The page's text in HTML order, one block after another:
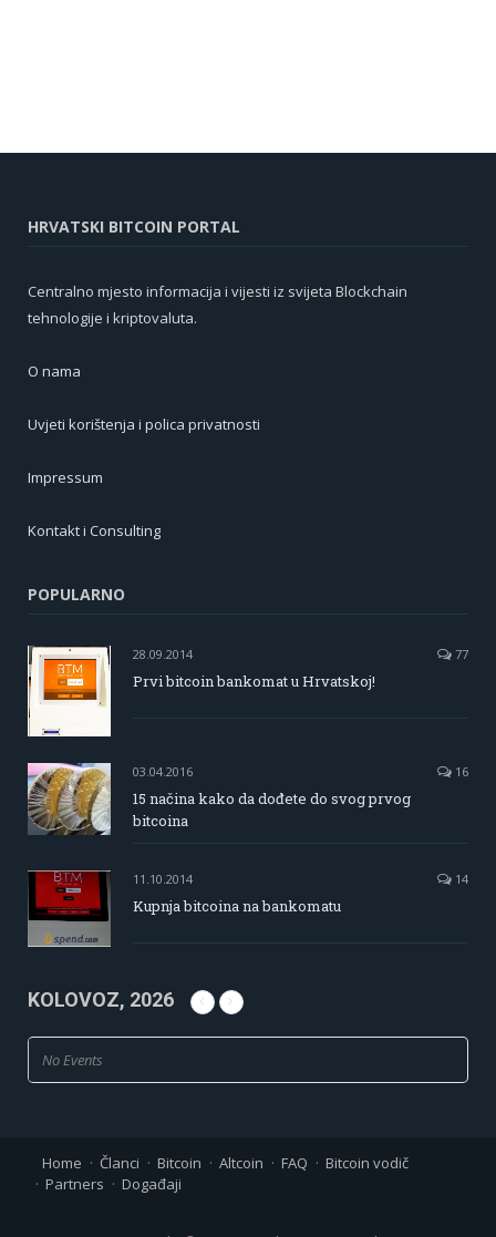
HRVATSKI BITCOIN PORTAL
Centralno mjesto informacija i vijesti iz svijeta Blockchain
tehnologije i kriptovaluta.
O nama
Uvjeti korištenja i polica privatnosti
Impressum
Kontakt i Consulting
POPULARNO
28.09.2014 77
Prvi bitcoin bankomat u Hrvatskoj!
03.04.2016 16
15 načina kako da dođete do svog prvog
bitcoina
11.10.2014 14
Kupnja bitcoina na bankomatu
KOLOVOZ, 2026
No Events
Home Članci Bitcoin Altcoin FAQ
Bitcoin vodič
Partners
Događaji